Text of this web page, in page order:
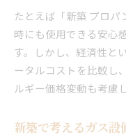
たとえば「新築 プロパ
時にも使用できる安心
す。しかし、経済性と
ータルコストを比較し
ルギー価格変動も考慮
新築で考えるガス設